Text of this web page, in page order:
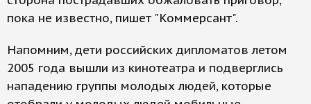
пока не известно, пишет "Коммерсант".
Напомним, дети российских дипломатов летом
2005 года вышли из кинотеатра и подверглись
нападению группы молодых людей, которые